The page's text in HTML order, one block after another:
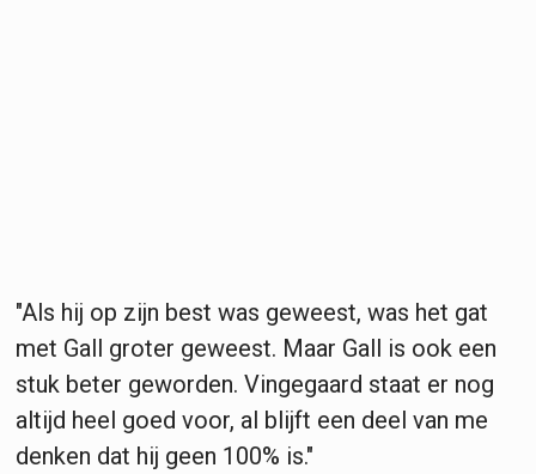
"Als hij op zijn best was geweest, was het gat
met Gall groter geweest. Maar Gall is ook een
stuk beter geworden. Vingegaard staat er nog
altijd heel goed voor, al blijft een deel van me
denken dat hij geen 100% is."